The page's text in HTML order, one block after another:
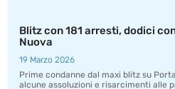
Blitz con 181 arresti, dodici
Nuova
19 Marzo 2026
Prime condanne dal maxi blitz su
alcune assoluzioni e risarcimenti alle